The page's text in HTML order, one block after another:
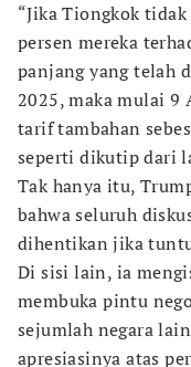
“Jika Tiongkok
persen mereka
panjang yang telah
2025, maka mulai 9
tarif tambahan
seperti dikutip dari
Tak hanya itu,
bahwa seluruh
dihentikan jika
Di sisi lain, ia
membuka pintu
sejumlah negara
apresiasinya atas